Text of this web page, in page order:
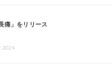
痛」をリリース